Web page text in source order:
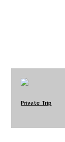
Private Trip